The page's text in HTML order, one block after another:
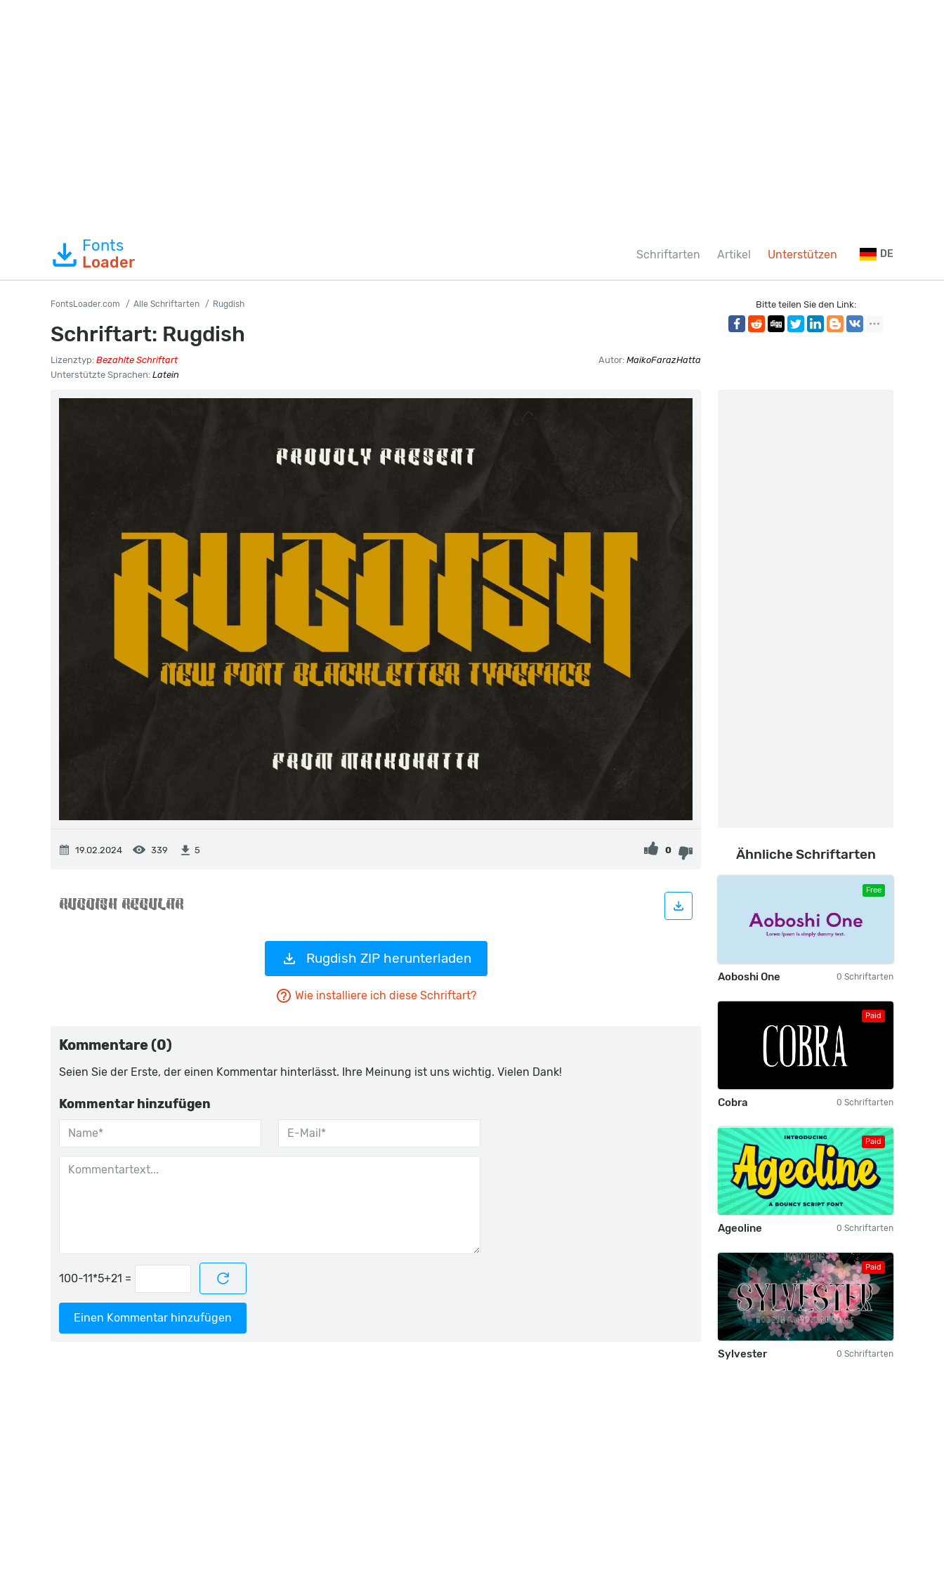
Fonts
Loader
Schriftarten Artikel Unterstützen DE
FontsLoader.com Alle Schriftarten Rugdish
Schriftart: Rugdish
Lizenztyp: Bezahlte Schriftart Autor: MaikoFarazHatta
Unterstützte Sprachen: Latein
Bitte teilen Sie den Link:
19.02.2024 339 5 0
Rugdish ZIP herunterladen
Wie installiere ich diese Schriftart?
Kommentare (0)
Seien Sie der Erste, der einen Kommentar hinterlässt. Ihre Meinung ist uns wichtig. Vielen Dank!
Kommentar hinzufügen
=
Einen Kommentar hinzufügen
Ähnliche Schriftarten
Free
Aoboshi One 0 Schriftarten
Paid
Cobra 0 Schriftarten
Paid
Ageoline 0 Schriftarten
Paid
Sylvester 0 Schriftarten